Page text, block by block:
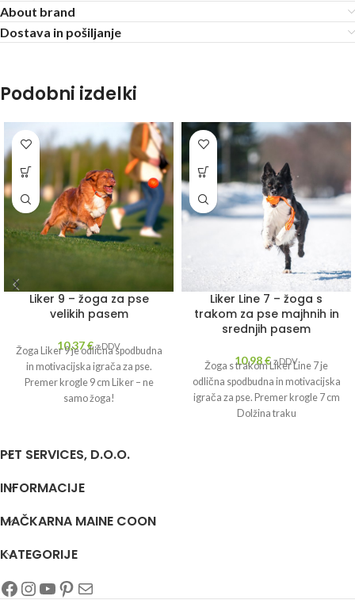
About brand
Dostava in pošiljanje
Podobni izdelki
Liker 9 – žoga za pse
velikih pasem
10,37€ z DDV
Žoga Liker 9 je odlična spodbudna
in motivacijska igrača za pse.
Premer krogle 9 cm Liker – ne
samo žoga!
Liker Line 7 – žoga s
trakom za pse majhnih in
srednjih pasem
10,98€ z DDV
Žoga s trakom Liker Line 7 je
odlična spodbudna in motivacijska
igrača za pse. Premer krogle 7 cm
Dolžina traku
PET SERVICES, D.O.O.
INFORMACIJE
MAČKARNA MAINE COON
KATEGORIJE